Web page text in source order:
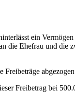
ein
die Ehefrau und die
Freibeträge
Freibetrag bei